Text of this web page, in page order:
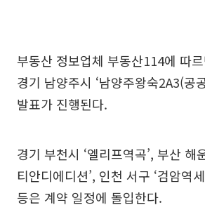
부동산 정보업체 부동산114에 따
경기 남양주시 ‘남양주왕숙2A3(공
발표가 진행된다.
경기 부천시 ‘엘리프역곡’, 부산 해
티안디에디션’, 인천 서구 ‘검암역
등은 계약 일정에 돌입한다.